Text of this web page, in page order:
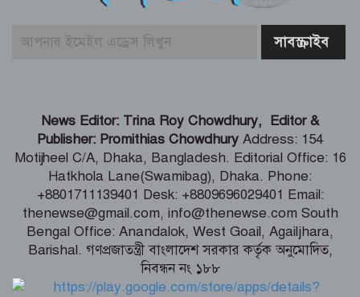
পুলিশ কর্মকর্তাদের নিয়ে অপপ্রচার, কঠোর
শিগগিরই শুরু হবে তিস্তা মহাপরিকল্পনা
বাস্তবায়নের কাজ – পানি সম্পদ মন্ত্রী
সংবাদপত্র সমাজের দর্পণ – মৎস্য ও
প্রাণিসম্পদ প্রতিমন্ত্রী
শেখ হাসিনা কি বেঁচে আছেন, না কি মারা
গেছেন- রাশেদ খাঁন
News Editor: Trina Roy Chowdhury, Editor &
Publisher: Promithias Chowdhury Address: 154
Motijheel C/A, Dhaka, Bangladesh. Editorial Office: 16
Hatkhola Lane(Swamibag), Dhaka. Phone:
+8801711139401 Desk: +8809696029401 Email:
thenewse@gmail.com, info@thenewse.com South
Bengal Office: Anandalok, West Goail, Agailjhara,
Barishal. গণপ্রজাতন্ত্রী বাংলাদেশ সরকার কর্তৃক অনুমোদিত,
নিবন্ধন নং ১৮৮